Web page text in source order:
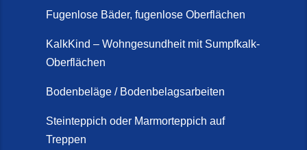
Fugenlose Bäder, fugenlose Oberflächen
KalkKind – Wohngesundheit mit Sumpfkalk-
Oberflächen
Bodenbeläge / Bodenbelagsarbeiten
Steinteppich oder Marmorteppich auf
Treppen